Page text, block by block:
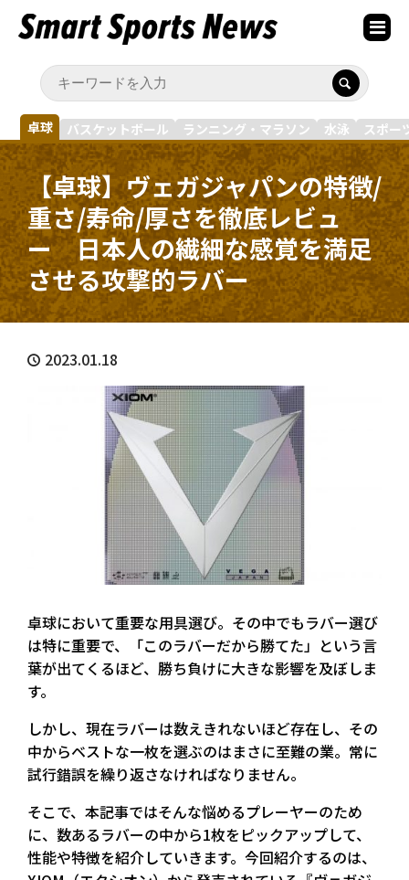
卓球 バスケットボール ランニング・マラソン 水泳 スポー
【卓球】ヴェガジャパンの特徴/
重さ/寿命/厚さを徹底レビュ
ー 日本人の繊細な感覚を満足
させる攻撃的ラバー
2023.01.18
卓球において重要な用具選び。その中でもラバー選び
は特に重要で、「このラバーだから勝てた」という言
葉が出てくるほど、勝ち負けに大きな影響を及ぼしま
す。
しかし、現在ラバーは数えきれないほど存在し、その
中からベストな一枚を選ぶのはまさに至難の業。常に
試行錯誤を繰り返さなければなりません。
そこで、本記事ではそんな悩めるプレーヤーのため
に、数あるラバーの中から1枚をピックアップして、
性能や特徴を紹介していきます。今回紹介するのは、